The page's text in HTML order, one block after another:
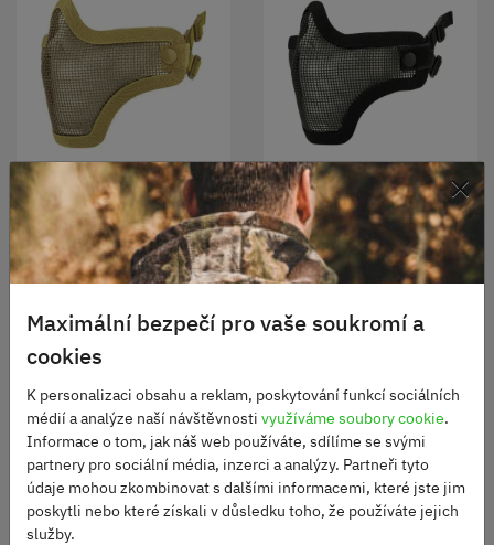
Maska ochranná
CROSSTEEL obličejová
COYOTE
Skladem
490 Kč
DO KOŠÍKU
Maska ochranná
CROSSTEEL obličejová
černá
Skladem
490 Kč
DO KOŠÍKU
×
Maximální bezpečí pro vaše soukromí a
cookies
K personalizaci obsahu a reklam, poskytování funkcí sociálních
médií a analýze naší návštěvnosti využíváme soubory cookie.
Informace o tom, jak náš web používáte, sdílíme se svými
partnery pro sociální média, inzerci a analýzy. Partneři tyto
údaje mohou zkombinovat s dalšími informacemi, které jste jim
poskytli nebo které získali v důsledku toho, že používáte jejich
služby.